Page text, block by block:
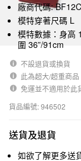
廠商代碼:
模特穿著尺碼 L
模特數據：身高
圍 36”/91cm
不設退貨或換貨
此為超大/超重商
免運並不適用於此
貨品編號: 946502
送貨及退貨
如欲了解更多送